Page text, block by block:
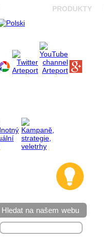
PRODUKTY
Hledat na našem webu